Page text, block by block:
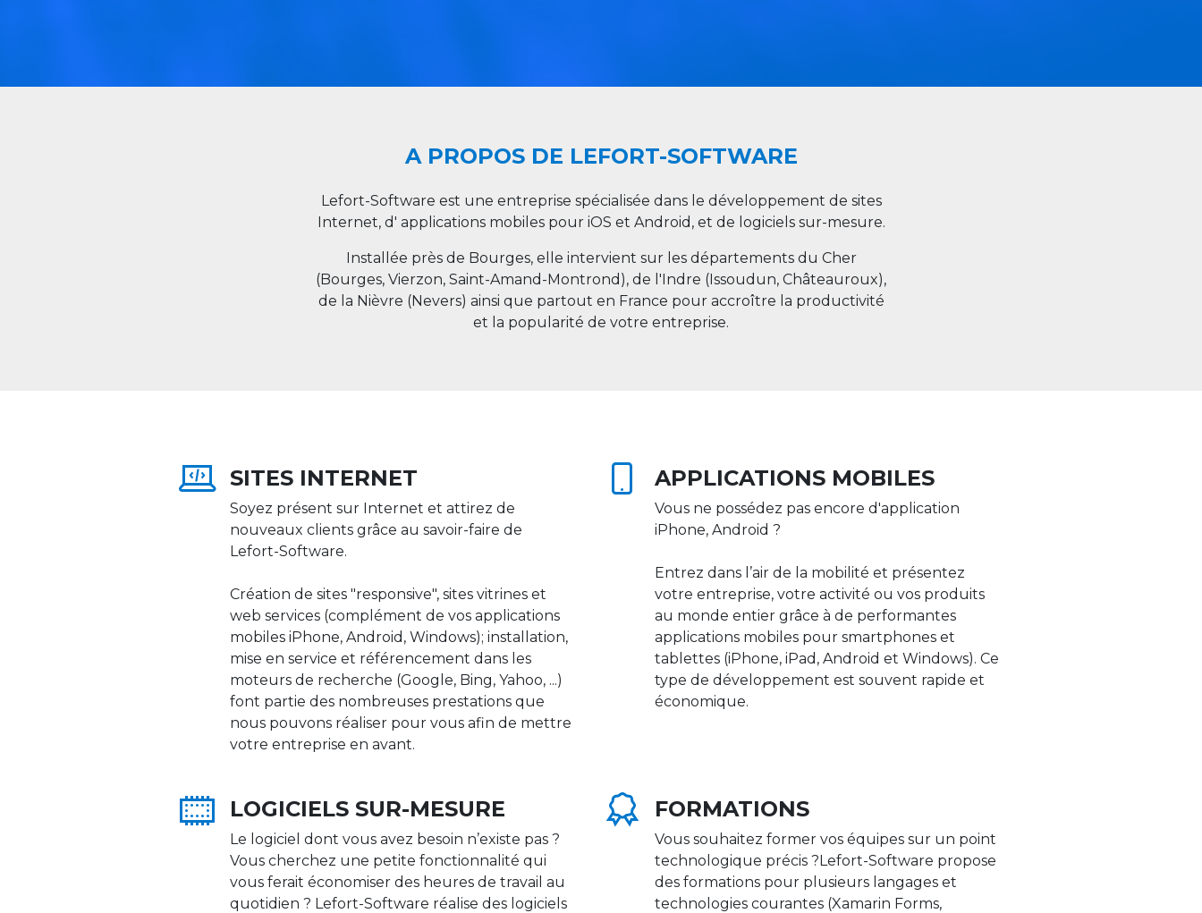
A PROPOS DE LEFORT-SOFTWARE
Lefort-Software est une entreprise spécialisée dans le développement de sites
Internet, d' applications mobiles pour iOS et Android, et de logiciels sur-mesure.
Installée près de Bourges, elle intervient sur les départements du Cher
(Bourges, Vierzon, Saint-Amand-Montrond), de l'Indre (Issoudun, Châteauroux),
de la Nièvre (Nevers) ainsi que partout en France pour accroître la productivité
et la popularité de votre entreprise.
SITES INTERNET
Soyez présent sur Internet et attirez de
nouveaux clients grâce au savoir-faire de
Lefort-Software.
Création de sites "responsive", sites vitrines et
web services (complément de vos applications
mobiles iPhone, Android, Windows); installation,
mise en service et référencement dans les
moteurs de recherche (Google, Bing, Yahoo, ...)
font partie des nombreuses prestations que
nous pouvons réaliser pour vous afin de mettre
votre entreprise en avant.
APPLICATIONS MOBILES
Vous ne possédez pas encore d'application
iPhone, Android ?
Entrez dans l’air de la mobilité et présentez
votre entreprise, votre activité ou vos produits
au monde entier grâce à de performantes
applications mobiles pour smartphones et
tablettes (iPhone, iPad, Android et Windows). Ce
type de développement est souvent rapide et
économique.
LOGICIELS SUR-MESURE
Le logiciel dont vous avez besoin n’existe pas ?
Vous cherchez une petite fonctionnalité qui
vous ferait économiser des heures de travail au
quotidien ? Lefort-Software réalise des logiciels
FORMATIONS
Vous souhaitez former vos équipes sur un point
technologique précis ?Lefort-Software propose
des formations pour plusieurs langages et
technologies courantes (Xamarin Forms,